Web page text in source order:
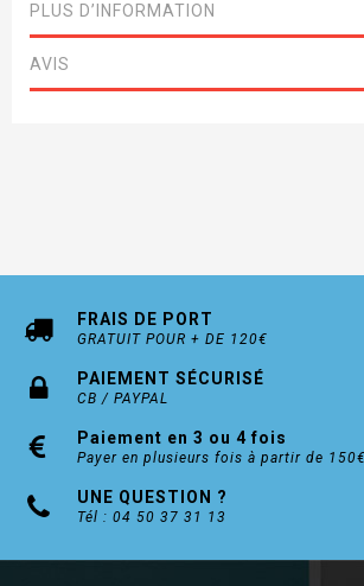
2 rails de guidage
Pour élément de 600 et 900mm
Délai de livraison entre 10 et 15
Existe en sur mesure (Nous
PLUS D’INFORMATION
AVIS
FRAIS DE PORT
GRATUIT POUR + DE 120€
PAIEMENT SÉCURISÉ
CB / PAYPAL
Paiement en 3 ou 4 fois
Payer en plusieurs fois à partir de 150€
UNE QUESTION ?
Tél : 04 50 37 31 13